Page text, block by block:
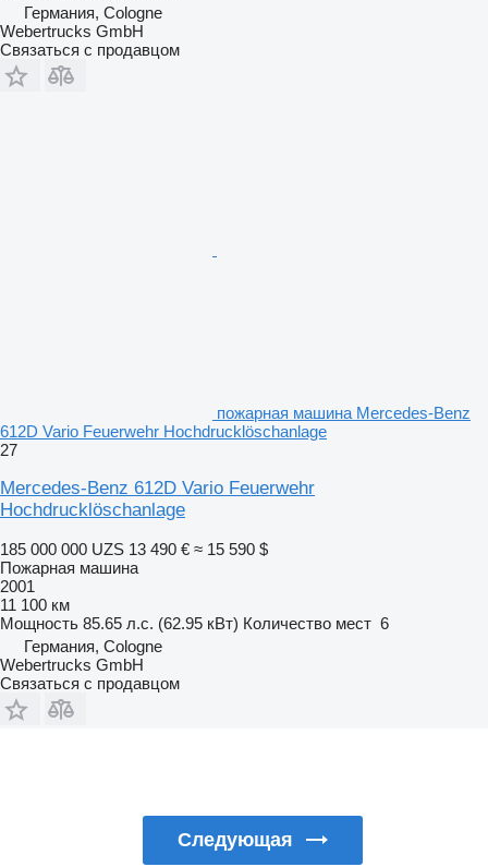
Германия, Cologne
Webertrucks GmbH
Связаться с продавцом
пожарная машина Mercedes-Benz
612D Vario Feuerwehr Hochdrucklöschanlage
27
Mercedes-Benz 612D Vario Feuerwehr
Hochdrucklöschanlage
185 000 000 UZS 13 490 € ≈ 15 590 $
Пожарная машина
2001
11 100 км
Мощность 85.65 л.с. (62.95 кВт) Количество мест 6
Германия, Cologne
Webertrucks GmbH
Связаться с продавцом
Следующая